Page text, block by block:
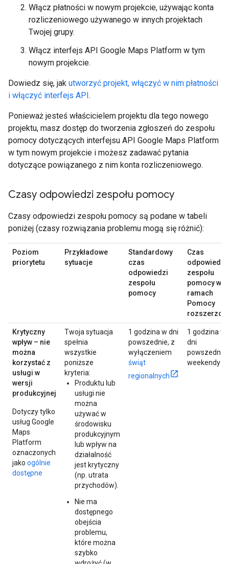
Włącz płatności w nowym projekcie, używając konta
rozliczeniowego używanego w innych projektach
Twojej grupy.
Włącz interfejs API Google Maps Platform w tym
nowym projekcie.
Dowiedz się, jak utworzyć projekt, włączyć w nim płatności
i włączyć interfejs API.
Ponieważ jesteś właścicielem projektu dla tego nowego
projektu, masz dostęp do tworzenia zgłoszeń do zespołu
pomocy dotyczących interfejsu API Google Maps Platform
w tym nowym projekcie i możesz zadawać pytania
dotyczące powiązanego z nim konta rozliczeniowego.
Czasy odpowiedzi zespołu pomocy
Czasy odpowiedzi zespołu pomocy są podane w tabeli
poniżej (czasy rozwiązania problemu mogą się różnić):
Poziom
priorytetu
Przykładowe
sytuacje
Standardowy
czas
odpowiedzi
zespołu
pomocy
Czas
odpowiedzi
zespołu
pomocy w
ramach
Pomocy
Krytyczny
wpływ – nie
można
korzystać z
usługi w
wersji
produkcyjnej
Dotyczy tylko
usług Google
Maps
Platform
oznaczonych
jako ogólnie
dostępne
Twoja sytuacja
spełnia
wszystkie
poniższe
kryteria:
Produktu lub
usługi nie
można
używać w
środowisku
produkcyjnym
lub wpływ na
działalność
jest krytyczny
(np. utrata
przychodów).
Nie ma
dostępnego
obejścia
problemu,
które można
szybko
1 godzina w dni
powszednie, z
wyłączeniem
świąt
regionalnych
1 godzina w
dni
powszednie i
weekendy